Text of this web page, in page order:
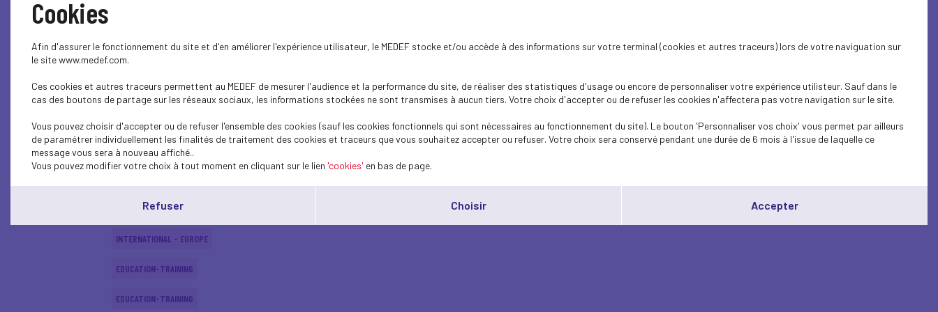
SOCIAL
SOCIAL
EDUCATION-TRAINING
ECONOMY
INTERNATIONAL - EUROPE
EDUCATION-TRAINING
EDUCATION-TRAINING
Cookies
Afin d'assurer le fonctionnement du site et d'en améliorer l'expérience utilisateur, le MEDEF stocke et/ou accède à des informations sur votre terminal (cookies et autres traceurs) lors de votre naviguation sur
le site www.medef.com.
Ces cookies et autres traceurs permettent au MEDEF de mesurer l'audience et la performance du site, de réaliser des statistiques d'usage ou encore de personnaliser votre expérience utilisteur. Sauf dans le
cas des boutons de partage sur les réseaux sociaux, les informations stockées ne sont transmises à aucun tiers. Votre choix d'accepter ou de refuser les cookies n'affectera pas votre navigation sur le site.
Vous pouvez choisir d'accepter ou de refuser l'ensemble des cookies (sauf les cookies fonctionnels qui sont nécessaires au fonctionnement du site). Le bouton 'Personnaliser vos choix' vous permet par ailleurs
de paramétrer individuellement les finalités de traitement des cookies et traceurs que vous souhaitez accepter ou refuser. Votre choix sera conservé pendant une durée de 6 mois à l'issue de laquelle ce
message vous sera à nouveau affiché..
Vous pouvez modifier votre choix à tout moment en cliquant sur le lien 'cookies' en bas de page.
Refuser Choisir Accepter